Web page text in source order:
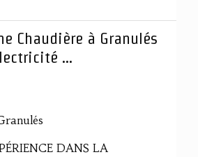
Chaudière à Granulés
...
DANS LA